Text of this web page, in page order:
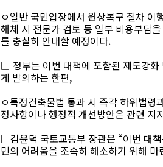
ㅇ일반 국민입장에서 원상복구 절차
해체 시 전문가 검토 등 일부 비용부담
를 충실히 안내할 예정이다.
□ 정부는 이번 대책에 포함된 제도강화
게 발의하는 한편,
ㅇ특정건축물법 통과 시 즉각 하위법
정사항이나 행정적 개선방안은 관련 지
□김윤덕 국토교통부 장관은 “이번 대
민의 어려움을 조속히 해소하기 위해 마